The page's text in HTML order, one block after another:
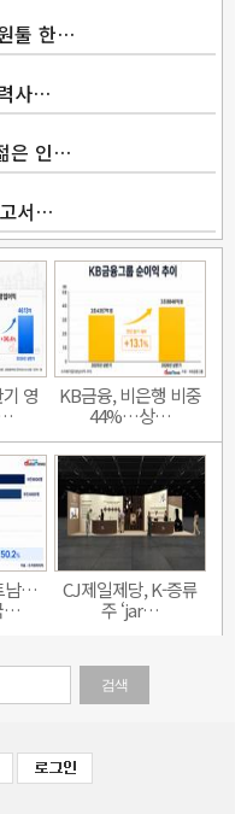
툴 한…
사…
은 인…
서…
영
KB금융, 비은행 비중
44%…상…
남…
…
CJ제일제당, K-증류
주 ‘jar…
검색